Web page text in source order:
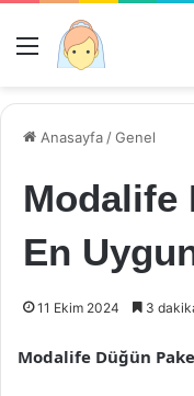
Menü
Anasayfa /Genel
Modalife
En
11 Ekim 2024 3
Modalife Düğün